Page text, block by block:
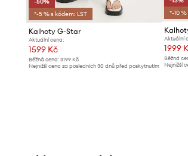
*-5 % s kódem: LST
Kalhoty G-Star
Aktuální cena:
1599 Kč
Běžná cena: 3199 Kč
Nejnižší cena za posledních 30 dnů před poskytnutím
*-10
Aktuální
1999
Běžná
Nejnižší